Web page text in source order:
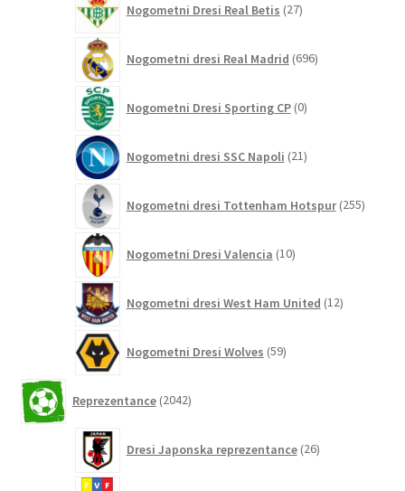
Nogometni Dresi Real Betis 27izdelkov
Nogometni dresi Real Madrid 696izdelkov
Nogometni Dresi Sporting CP 0izdelkov
Nogometni dresi SSC Napoli 21izdelkov
Nogometni dresi Tottenham Hotspur 255
Nogometni Dresi Valencia 10izdelkov
Nogometni dresi West Ham United 12izdelkov
Nogometni Dresi Wolves 59izdelkov
Reprezentance 2042izdelkov
Dresi Japonska reprezentance 26izdelkov